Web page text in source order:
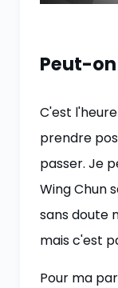
Peut-
C'est
prendre
passer. Je
Wing Chun
sans doute
mais c'est
Pour ma